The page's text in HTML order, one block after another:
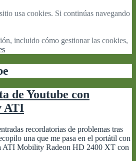
usa cookies. Si continúas navegando
incluido cómo gestionar las cookies,
de Youtube con
ATI
recordatorias de problemas tras
una que me pasa en el portátil con
ATI Mobility Radeon HD 2400 XT con